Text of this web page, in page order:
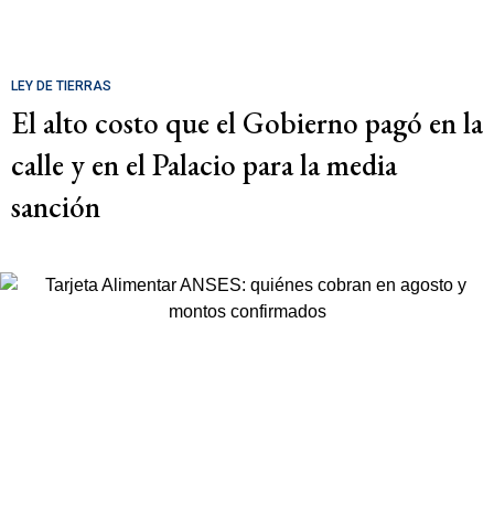
LEY DE TIERRAS
El alto costo que el Gobierno pagó en la
calle y en el Palacio para la media
sanción